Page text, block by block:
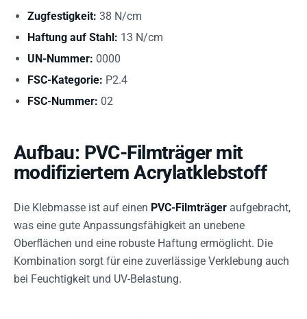
Zugfestigkeit: 38 N/cm
Haftung auf Stahl: 13 N/cm
UN-Nummer: 0000
FSC-Kategorie: P2.4
FSC-Nummer: 02
Aufbau: PVC-Filmträger mit
modifiziertem Acrylatklebstoff
Die Klebmasse ist auf einen PVC-Filmträger aufgebracht,
was eine gute Anpassungsfähigkeit an unebene
Oberflächen und eine robuste Haftung ermöglicht. Die
Kombination sorgt für eine zuverlässige Verklebung auch
bei Feuchtigkeit und UV-Belastung.